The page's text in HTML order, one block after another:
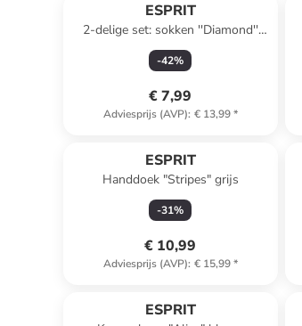
ESPRIT
2-delige set: sokken ''Diamond''
donkerblauw
-42%
€ 7,99
Adviesprijs (AVP): € 13,99*
ESPRIT
Handdoek "Stripes" grijs
-31%
€ 10,99
Adviesprijs (AVP): € 15,99*
ESPRIT